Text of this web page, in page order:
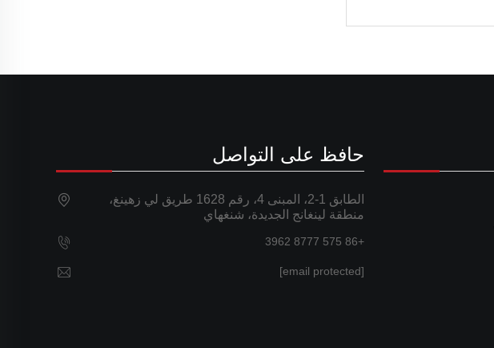
حافظ على التواصل
الطابق 1-2، المبنى 4، رقم 1628 طريق لي زهينغ،
منطقة لينغانج الجديدة، شنغهاي
+86 575 8777 3962
[email protected]